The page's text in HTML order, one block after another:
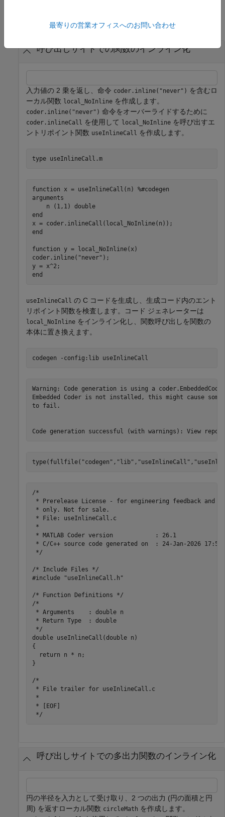
すべて折りたたむ
呼び出しサイトでの関数のインライン化
入力値の 2 乗を返し、命令 coder.inline("never") を含むロ
ーカル関数 local_NoInline を作成します。
coder.inline("never") 命令をオーバーライドするために
coder.inlineCall を使用して local_NoInline を呼び出すエ
ントリポイント関数 useInlineCall を作成します。
type useInlineCall.m
function x = useInlineCall(n) %#codegen
arguments
    n (1,1) double
end
x = coder.inlineCall(local_NoInline(n));
end
function y = local_NoInline(x)
coder.inline("never");
y = x^2;
useInlineCall の C コードを生成し、生成コード内のエント
リポイント関数を検査します。コード ジェネレーターは
local_NoInline をインライン化し、関数呼び出しを関数の
本体に置き換えます。
codegen -config:lib useInlineCall
Warning: Code generation is using a
Embedded Coder is not installed, this might cause some
to fail.
type(fullfile( "codegen" , "lib" , "useInlineCall" ,
/*
* Prerelease License - for engineering feedback and
* only. Not for sale.
* File: useInlineCall.c
*
* MATLAB Coder version            : 26.1
* C/C++ source code generated on  : 24-Jan-2026
*/
/* Include Files */
#include "useInlineCall.h"
/* Function Definitions */
/*
* Arguments    : double n
* Return Type  : double
*/
double useInlineCall(double n)
{
  return n * n;
}
/*
* File trailer for useInlineCall.c
*
* [EOF]
呼び出しサイトでの多出力関数のインライン化
円の半径を入力として受け取り、2 つの出力 (円の面積と円
周) を返すローカル関数 circleMath を作成します。
最寄りの営業オフィスへのお問い合わせ